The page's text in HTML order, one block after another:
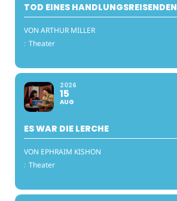
TOD EINES HANDLUNGSREISENDEN
VON ARTHUR MILLER
: Theater
2026
15
AUG
ES WAR DIE LERCHE
VON EPHRAIM KISHON
: Theater